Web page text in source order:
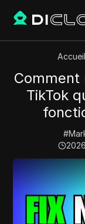
Accueil
Comment
TikTok
#
Play Video: